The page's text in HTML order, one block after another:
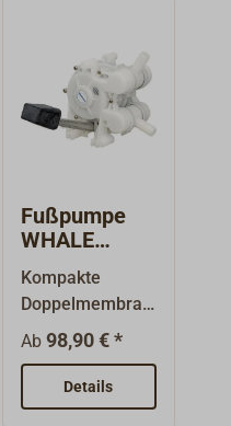
Fußpumpe
WHALE
GUSHER
MK3
Kompakte
Doppelmembran
pumpe, die
sowohl bei Hub-
als auch bei
Druckbewegung
Ab 98,90 € *
Details